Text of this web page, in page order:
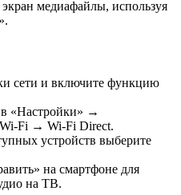
медиафайлы, используя
сети и включите функцию
«Настройки» →
Fi → Wi-Fi Direct.
устройств выберите
на смартфоне для
на ТВ.